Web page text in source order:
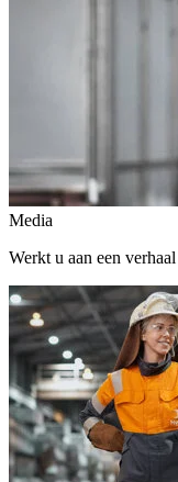
Media
Werkt u aan een